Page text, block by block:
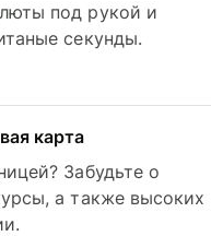
под рукой и
секунды.
карта
Забудьте о
а также высоких